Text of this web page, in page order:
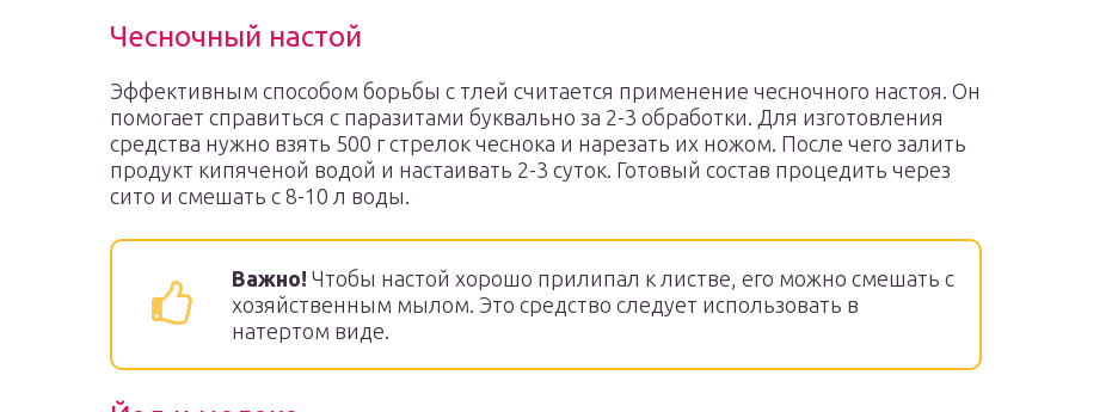
Чесночный настой
Эффективным способом борьбы с тлей считается применение чесночного настоя. Он
помогает справиться с паразитами буквально за 2-3 обработки. Для изготовления
средства нужно взять 500 г стрелок чеснока и нарезать их ножом. После чего залить
продукт кипяченой водой и настаивать 2-3 суток. Готовый состав процедить через
сито и смешать с 8-10 л воды.
Важно! Чтобы настой хорошо прилипал к листве, его можно смешать с
хозяйственным мылом. Это средство следует использовать в
натертом виде.